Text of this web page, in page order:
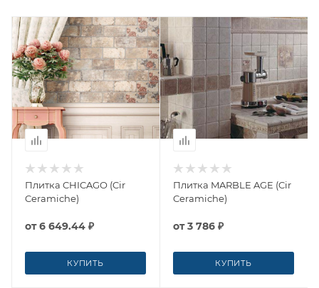
Плитка CHICAGO (Cir
Ceramiche)
от6 649.44 ₽
КУПИТЬ
Плитка MARBLE AGE (Cir
Ceramiche)
от3 786 ₽
КУПИТЬ